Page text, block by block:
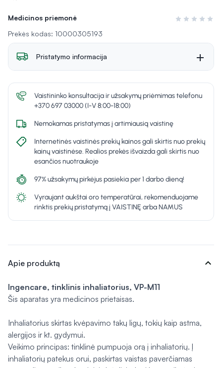
Medicinos priemonė
Įvertinimas 0
Prekės kodas: 10000305193
Pristatymo informacija
Vaistininko konsultacija ir užsakymų priėmimas telefonu
+370 697 03000 (I-V 8:00-18:00)
Nemokamas pristatymas į artimiausią vaistinę
Internetinės vaistinės prekių kainos gali skirtis nuo prekių
kainų vaistinėse. Realios prekės išvaizda gali skirtis nuo
esančios nuotraukoje
97% užsakymų pirkėjus pasiekia per 1 darbo dieną!
Vyraujant aukštai oro temperatūrai, rekomenduojame
rinktis prekių pristatymą į VAISTINĘ arba NAMUS
Apie produktą expand_more
Ingencare, tinklinis inhaliatorius, VP-M11
Šis aparatas yra medicinos prietaisas.
Inhaliatorius skirtas kvėpavimo takų ligų, tokių kaip astma,
alergijos ir kt. gydymui.
Veikimo principas: tinklinė pumpuoja orą į inhaliatorių. Į
inhaliatorių patekus orui, paskirtas vaistas paverčiamas